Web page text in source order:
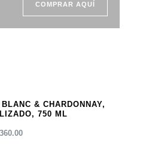
COMPRAR AQUÍ
& CHARDONNAY,
750 ML
360.00